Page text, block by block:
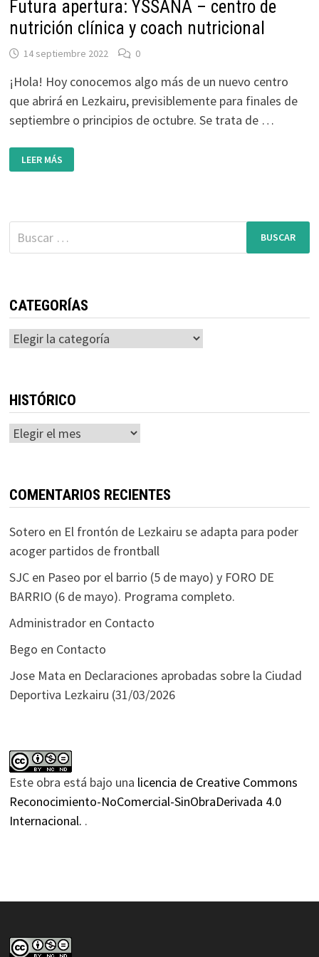
Futura apertura: YSSANA – centro de
nutrición clínica y coach nutricional
14 septiembre 2022 0
¡Hola! Hoy conocemos algo más de un nuevo centro
que abrirá en Lezkairu, previsiblemente para finales de
septiembre o principios de octubre. Se trata de …
FUTURA
APERTURA:
YSSANA
CLÍNICA
Y
COACH
NUTRICIONAL
LEER MÁS
Buscar:
CATEGORÍAS
Categorías
HISTÓRICO
Histórico
COMENTARIOS RECIENTES
Sotero en El frontón de Lezkairu se adapta para poder
acoger partidos de frontball
SJCen Paseo por el barrio (5 de mayo) y FORO DE
BARRIO (6 de mayo). Programa completo.
Administradoren Contacto
Bego en Contacto
Jose Mata en Declaraciones aprobadas sobre la Ciudad
Deportiva Lezkairu (31/03/2026
Este obra está bajo una licencia de Creative Commons
Reconocimiento-NoComercial-SinObraDerivada 4.0
Internacional. .